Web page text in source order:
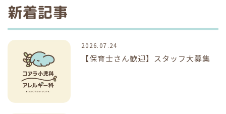
新着記事
2026.07.24
【保育士さん歓迎】スタッフ大募集